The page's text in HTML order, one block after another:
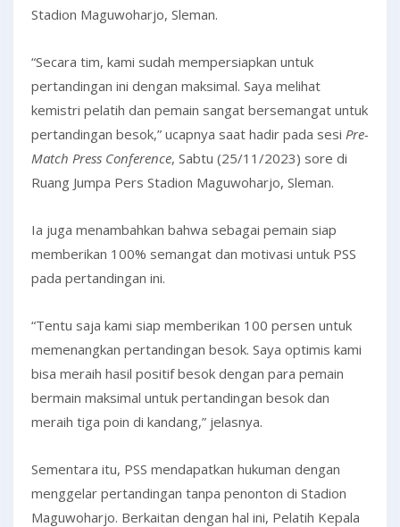
Stadion Maguwoharjo, Sleman.
“Secara tim, kami sudah mempersiapkan untuk
pertandingan ini dengan maksimal. Saya melihat
kemistri pelatih dan pemain sangat bersemangat untuk
pertandingan besok,” ucapnya saat hadir pada sesi Pre-
Match Press Conference, Sabtu (25/11/2023) sore di
Ruang Jumpa Pers Stadion Maguwoharjo, Sleman.
Ia juga menambahkan bahwa sebagai pemain siap
memberikan 100% semangat dan motivasi untuk PSS
pada pertandingan ini.
“Tentu saja kami siap memberikan 100 persen untuk
memenangkan pertandingan besok. Saya optimis kami
bisa meraih hasil positif besok dengan para pemain
bermain maksimal untuk pertandingan besok dan
meraih tiga poin di kandang,” jelasnya.
Sementara itu, PSS mendapatkan hukuman dengan
menggelar pertandingan tanpa penonton di Stadion
Maguwoharjo. Berkaitan dengan hal ini, Pelatih Kepala